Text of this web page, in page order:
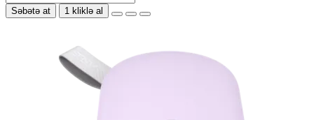
Səbətə at 1 kliklə al